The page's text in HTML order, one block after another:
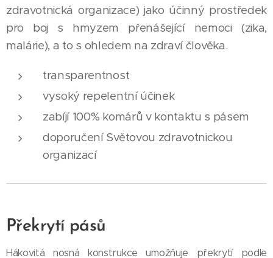
zdravotnická organizace) jako účinný prostředek
pro boj s hmyzem přenášející nemoci (zika,
malárie), a to s ohledem na zdraví člověka.
transparentnost
vysoký repelentní účinek
zabíjí 100% komárů v kontaktu s pásem
doporučení Světovou zdravotnickou
organizací
Překrytí pásů
Hákovitá nosná konstrukce umožňuje překrytí podle